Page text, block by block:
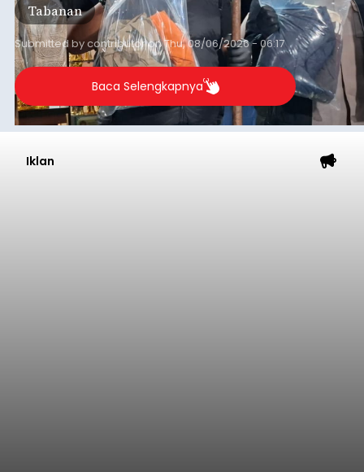
Tabanan
Submitted bycontributoronThu, 08/06/2026 - 06:17
Baca Selengkapnya
Iklan